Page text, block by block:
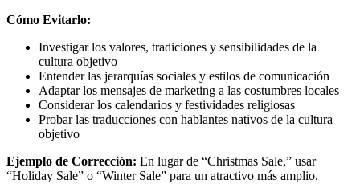
Cómo Evitarlo:
Investigar los valores, tradiciones y sensibilidades de la
cultura objetivo
Entender las jerarquías sociales y estilos de comunicación
Adaptar los mensajes de marketing a las costumbres locales
Considerar los calendarios y festividades religiosas
Probar las traducciones con hablantes nativos de la cultura
objetivo
Ejemplo de Corrección: En lugar de “Christmas Sale,” usar
“Holiday Sale” o “Winter Sale” para un atractivo más amplio.